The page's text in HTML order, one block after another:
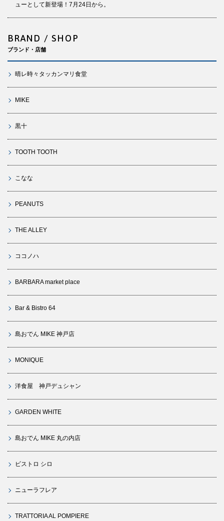
ューとして新登場！7月24日から。
BRAND / SHOP
ブランド・店舗
晴レ時々タッカンマリ食堂
MIKE
黒十
TOOTH TOOTH
こなな
PEANUTS
THE ALLEY
ココノハ
BARBARA market place
Bar & Bistro 64
島おでん MIKE 神戸店
MONIQUE
洋食屋 神戸デュシャン
GARDEN WHITE
島おでん MIKE 丸の内店
ビストロ シロ
ニューラフレア
TRATTORIA AL POMPIERE